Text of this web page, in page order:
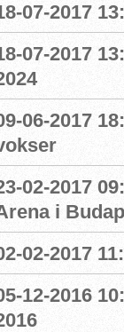
07-2017
07-2017
06-2017
02-2017
i
02-2017
12-2016